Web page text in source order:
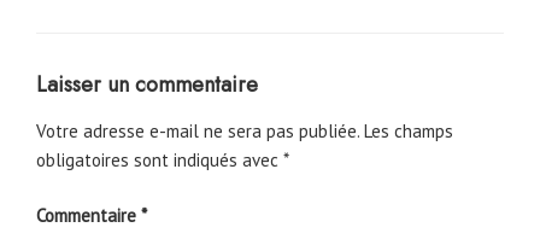
Laisser un commentaire
Votre adresse e-mail ne sera pas publiée. Les champs
obligatoires sont indiqués avec *
Commentaire *